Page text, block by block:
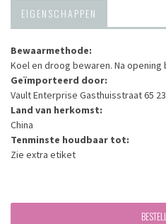
EIGENSCHAPPEN
Bewaarmethode:
Koel en droog bewaren. Na opening
Geïmporteerd door:
Vault Enterprise Gasthuisstraat 65
Land van herkomst:
China
Tenminste houdbaar tot:
Zie extra etiket